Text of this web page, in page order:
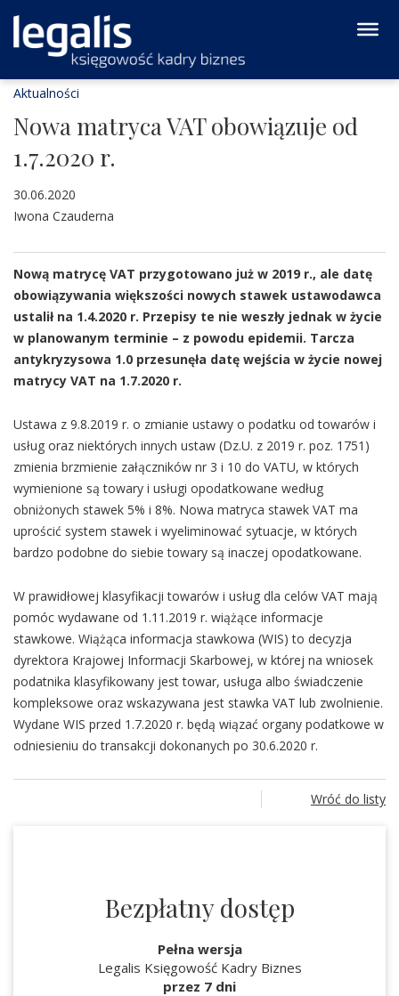
Aktualności
Nowa matryca VAT obowiązuje od
1.7.2020 r.
30.06.2020
Iwona Czauderna
Nową matrycę VAT przygotowano już w 2019 r., ale datę
obowiązywania większości nowych stawek ustawodawca
ustalił na 1.4.2020 r. Przepisy te nie weszły jednak w życie
w planowanym terminie – z powodu epidemii. Tarcza
antykryzysowa 1.0 przesunęła datę wejścia w życie nowej
matrycy VAT na 1.7.2020 r.
Ustawa z 9.8.2019 r. o zmianie ustawy o podatku od towarów i
usług oraz niektórych innych ustaw (Dz.U. z 2019 r. poz. 1751)
zmienia brzmienie załączników nr 3 i 10 do VATU, w których
wymienione są towary i usługi opodatkowane według
obniżonych stawek 5% i 8%. Nowa matryca stawek VAT ma
uprościć system stawek i wyeliminować sytuacje, w których
bardzo podobne do siebie towary są inaczej opodatkowane.
W prawidłowej klasyfikacji towarów i usług dla celów VAT mają
pomóc wydawane od 1.11.2019 r. wiążące informacje
stawkowe. Wiążąca informacja stawkowa (WIS) to decyzja
dyrektora Krajowej Informacji Skarbowej, w której na wniosek
podatnika klasyfikowany jest towar, usługa albo świadczenie
kompleksowe oraz wskazywana jest stawka VAT lub zwolnienie.
Wydane WIS przed 1.7.2020 r. będą wiązać organy podatkowe w
odniesieniu do transakcji dokonanych po 30.6.2020 r.
Wróć do listy
Bezpłatny dostęp
Pełna wersja
Legalis Księgowość Kadry Biznes
przez 7 dni